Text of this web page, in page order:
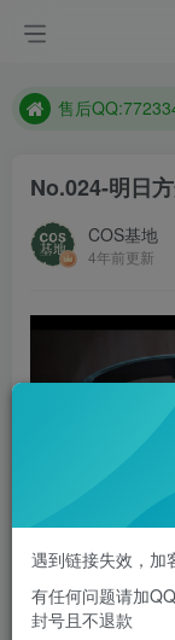
防失联：百度
售后
No.024-明日
COS基地
4年前更新
遇到链接失效，加
有任何问题请加
封号且不退款